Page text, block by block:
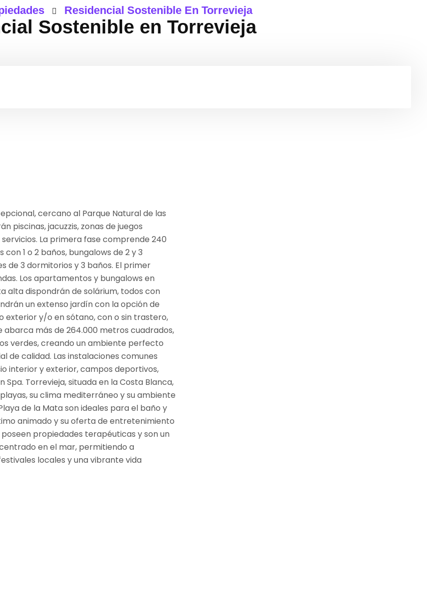
Residencial Sostenible En Torrevieja
Sostenible en Torrevieja
cercano al Parque Natural de las
piscinas, jacuzzis, zonas de juegos
La primera fase comprende 240
1 o 2 baños, bungalows de 2 y 3
de 3 dormitorios y 3 baños. El primer
Los apartamentos y bungalows en
alta dispondrán de solárium, todos con
un extenso jardín con la opción de
exterior y/o en sótano, con o sin trastero,
abarca más de 264.000 metros cuadrados,
verdes, creando un ambiente perfecto
de calidad. Las instalaciones comunes
interior y exterior, campos deportivos,
Torrevieja, situada en la Costa Blanca,
su clima mediterráneo y su ambiente
de la Mata son ideales para el baño y
animado y su oferta de entretenimiento
propiedades terapéuticas y son un
en el mar, permitiendo a
locales y una vibrante vida